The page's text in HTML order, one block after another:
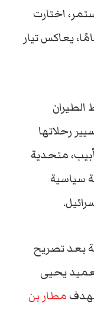
اختارت
يعاكستيار
الطيران
رحلاتها
متحدية
سياسية
.
بعدتصريح
يحيى
مطار بن